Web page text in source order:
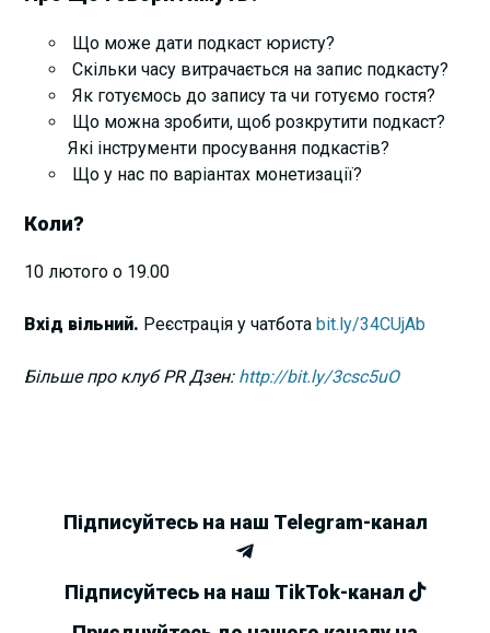
Що може дати подкаст юристу?
Скільки часу витрачається на запис подкасту?
Як готуємось до запису та чи готуємо гостя?
Що можна зробити, щоб розкрутити подкаст?
Які інструменти просування подкастів?
Що у нас по варіантах монетизації?
Коли?
10 лютого о 19.00
Вхід вільний. Реєстрація у чатбота bit.ly/34CUjAb
Більше про клуб PR Дзен: http://bit.ly/3csc5uO
Підписуйтесь на наш Telegram-канал
Підписуйтесь на наш TikTok-канал